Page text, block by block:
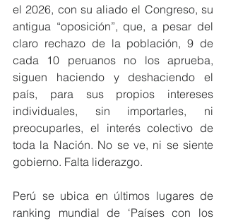
el 2026, con su aliado el Congreso, su
antigua “oposición”, que, a pesar del
claro rechazo de la población, 9 de
cada 10 peruanos no los aprueba,
siguen haciendo y deshaciendo el
país, para sus propios intereses
individuales, sin importarles, ni
preocuparles, el interés colectivo de
toda la Nación. No se ve, ni se siente
gobierno. Falta liderazgo.
Perú se ubica en últimos lugares de
ranking mundial de ‘Países con los